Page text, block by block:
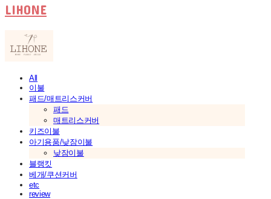
LIHONE
All
이불
패드/매트리스커버
패드
매트리스커버
키즈이불
아기용품/낮잠이불
낮잠이불
블랭킷
베개/쿠션커버
etc
review